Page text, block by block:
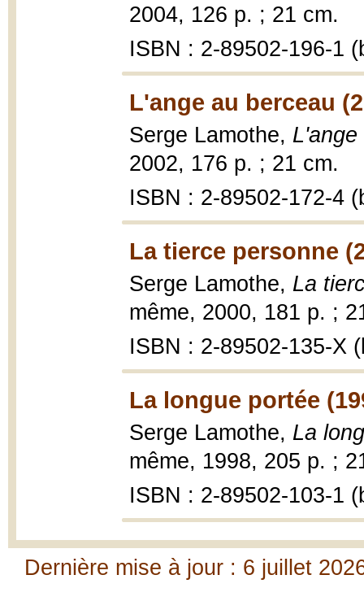
2004, 126 p. ; 21 cm.
ISBN : 2-89502-196-1
L'ange au berceau
Serge Lamothe,
2002, 176 p. ; 21 cm.
ISBN : 2-89502-172-4
La tierce personne
Serge Lamothe, La
même, 2000, 181 p. ;
ISBN : 2-89502-135-X
La longue portée
Serge Lamothe, La
même, 1998, 205 p. ;
ISBN : 2-89502-103-1
Dernière mise à jour : 6 juillet